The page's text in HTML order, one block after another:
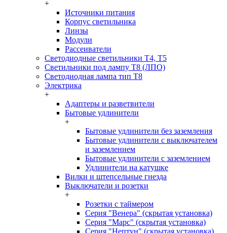
+
Источники питания
Корпус светильника
Линзы
Модули
Рассеиватели
Светодиодные светильники T4, T5
Светильники под лампу Т8 (ЛПО)
Светодиодная лампа тип T8
Электрика
+
Адаптеры и разветвители
Бытовые удлинители
+
Бытовые удлинители без заземления
Бытовые удлинители с выключателем
и заземлением
Бытовые удлинители с заземлением
Удлинители на катушке
Вилки и штепсельные гнезда
Выключатели и розетки
+
Розетки с таймером
Серия "Венера" (скрытая установка)
Серия "Марс" (скрытая установка)
Серия "Нептун" (скрытая установка)